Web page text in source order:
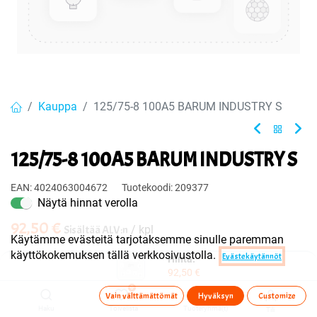
Hinta:
92,50 €
0
Toivelista Tuoteryhmä(t)
Kauppa 125/75-8 100A5 BARUM INDUSTRY S
125/75-8 100A5 BARUM INDUSTRY S
EAN:4024063004672 Tuotekoodi:209377
Näytä hinnat verolla
92,50€ Sisältää ALV:n / kpl
Saatavilla
3 arkipäivää
Käytämme evästeitä tarjotaksemme sinulle paremman
käyttökokemuksen tällä verkkosivustolla.
Evästekäytännöt
Vain välttämättömät Hyväksyn Customize